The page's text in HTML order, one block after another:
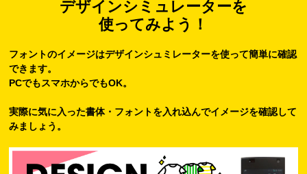
デザインシミュレーターを
使ってみよう！
フォントのイメージはデザインシュミレーターを使って簡単に確認
できます。
PCでもスマホからでもOK。
実際に気に入った書体・フォントを入れ込んでイメージを確認して
みましょう。